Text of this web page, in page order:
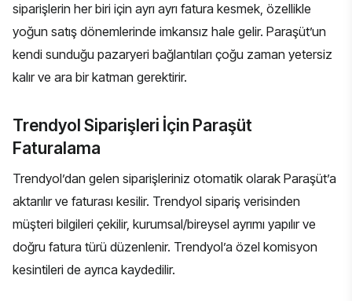
siparişlerin her biri için ayrı ayrı fatura kesmek, özellikle
yoğun satış dönemlerinde imkansız hale gelir. Paraşüt’un
kendi sunduğu pazaryeri bağlantıları çoğu zaman yetersiz
kalır ve ara bir katman gerektirir.
Trendyol Siparişleri İçin Paraşüt
Faturalama
Trendyol’dan gelen siparişleriniz otomatik olarak Paraşüt’a
aktarılır ve faturası kesilir. Trendyol sipariş verisinden
müşteri bilgileri çekilir, kurumsal/bireysel ayrımı yapılır ve
doğru fatura türü düzenlenir. Trendyol’a özel komisyon
kesintileri de ayrıca kaydedilir.